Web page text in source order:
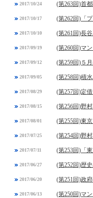
2017/10/24 (第263回)首
2017/10/17 (第262回)「
2017/10/10 (第261回)長
2017/09/19 (第260回)マ
2017/09/12 (第259回)５
2017/09/05 (第258回)積
2017/08/29 (第257回)定
2017/08/15 (第256回)野
2017/08/01 (第255回)東
2017/07/25 (第254回)野
2017/07/11 (第253回)「
2017/06/27 (第252回)歴
2017/06/20 (第251回)政
2017/06/13 (第250回)マ